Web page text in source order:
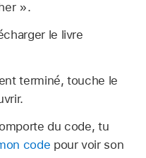
».
le livre
terminé, touche le
du code, tu
code pour voir son